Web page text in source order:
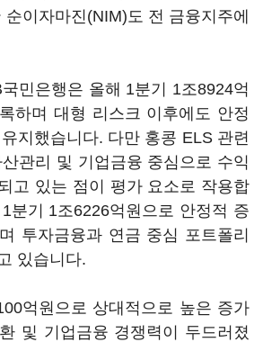
이자마진(NIM)도 전 금융지주에
민은행은 올해 1분기 1조8924억
하며 대형 리스크 이후에도 안정
지했습니다. 다만 홍콩 ELS 관련
관리 및 기업금융 중심으로 수익
고 있는 점이 평가 요소로 작용합
분기 1조6226억원으로 안정적 증
투자금융과 연금 중심 포트폴리
있습니다.
억원으로 상대적으로 높은 증가
및 기업금융 경쟁력이 두드러졌